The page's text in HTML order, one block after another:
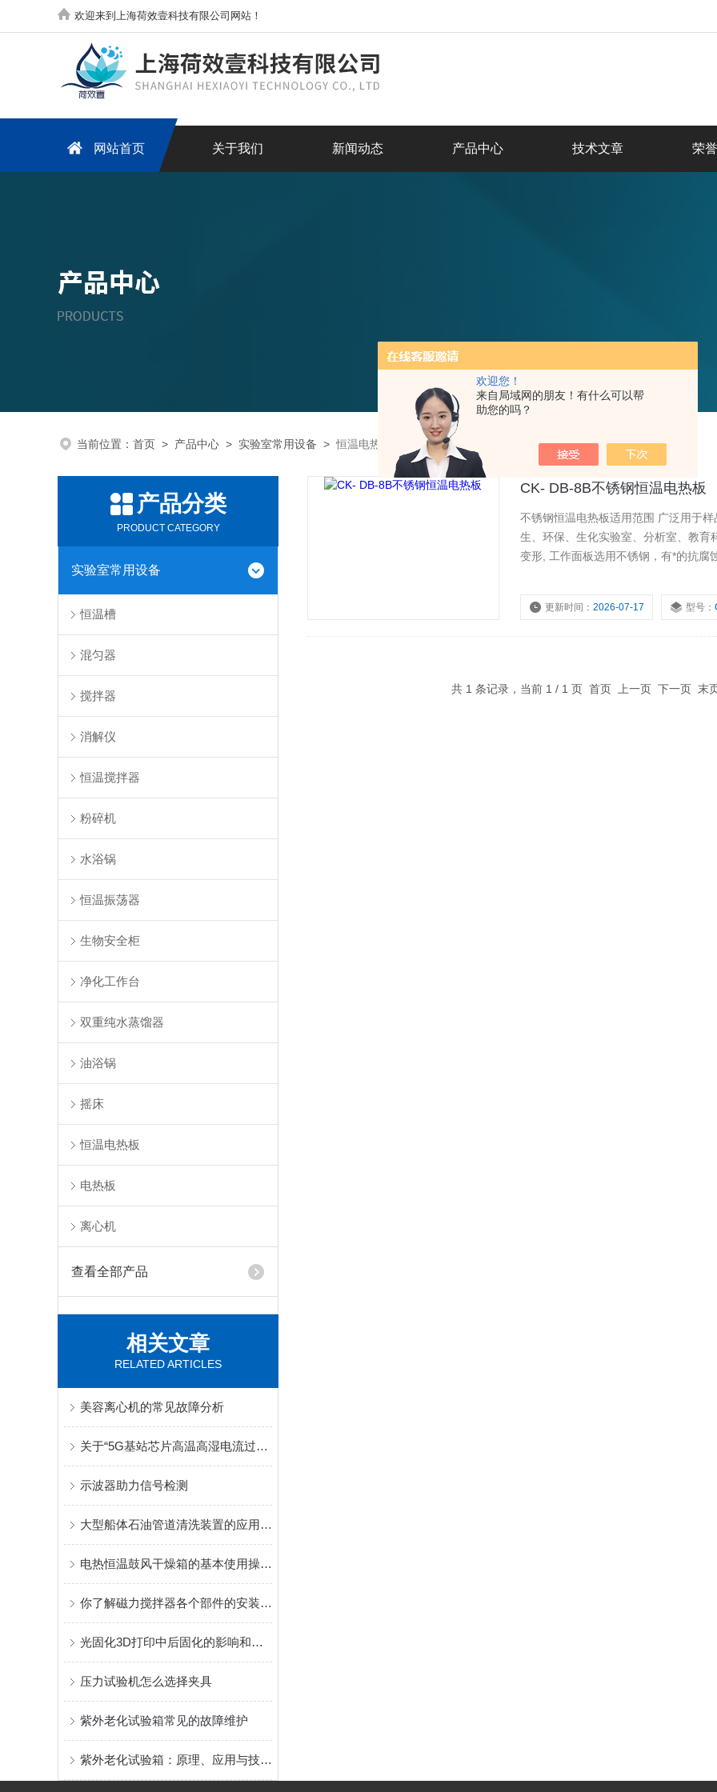
欢迎您！
来自局域网的朋友！有什么可以帮
助您的吗？
欢迎来到上海荷效壹科技有限公司网站！
网站首页 关于我们 新闻动态 产品中心 技术文章 荣
当前位置： 首页 > 产品中心 > 实验室常用设备 >恒温电热板
产品分类
PRODUCT CATEGORY
实验室常用设备
恒温槽
混匀器
搅拌器
消解仪
恒温搅拌器
粉碎机
水浴锅
恒温振荡器
生物安全柜
净化工作台
双重纯水蒸馏器
油浴锅
摇床
恒温电热板
电热板
离心机
查看全部产品
相关文章
RELATED ARTICLES
美容离心机的常见故障分析
关于“5G基站芯片高温高湿电流过载应力测试”解决方案
示波器助力信号检测
大型船体石油管道清洗装置的应用场景非常广泛
电热恒温鼓风干燥箱的基本使用操作与保养
你了解磁力搅拌器各个部件的安装吗？
光固化3D打印中后固化的影响和应用_上海荷效壹供
压力试验机怎么选择夹具
紫外老化试验箱常见的故障维护
紫外老化试验箱：原理、应用与技术进展
CK- DB-8B不锈钢恒温电热板
不锈钢恒温电热板适用范围 广泛用于
生、环保、生化实验室、分析室、教育
变形, 工作面板选用不锈钢，有*的抗腐
更新时间：2026-07-17 型号：
共 1 条记录，当前 1 / 1 页 首页 上一页 下一页 末